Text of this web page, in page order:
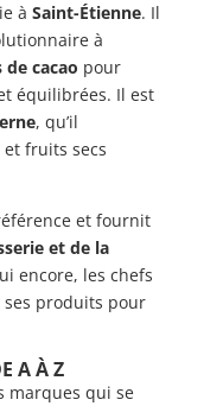
à Saint-Étienne. Il
à
de cacao pour
équilibrées. Il est
, qu’il
fruits secs
et fournit
et de la
encore, les chefs
produits pour
A À Z
marques qui se